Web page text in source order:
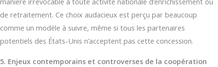
de retraitement. Ce choix audacieux est perçu par beaucoup
comme un modèle à suivre, même si tous les partenaires
potentiels des États-Unis n’acceptent pas cette concession.
5. Enjeux contemporains et controverses de la coopération